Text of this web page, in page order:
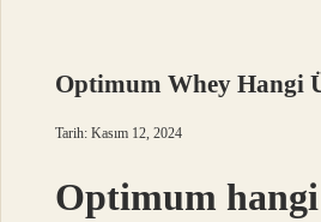
Optimum Whey Hangi
Tarih: Kasım 12, 2024
Optimum